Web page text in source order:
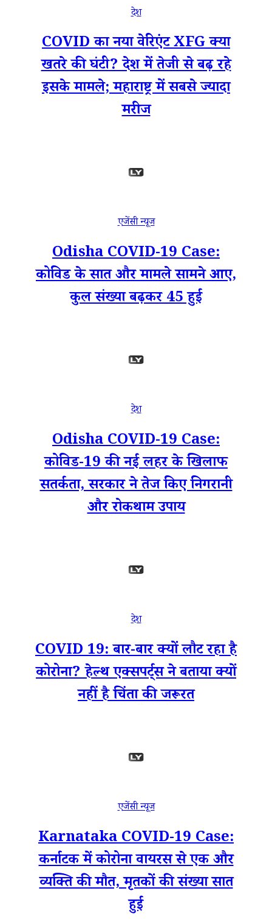
देश
COVID का नया वेरिएंट XFG क्या
खतरे की घंटी? देश में तेजी से बढ़ रहे
इसके मामले; महाराष्ट्र में सबसे ज्यादा
मरीज
एजेंसी न्यूज
Odisha COVID-19 Case:
कोविड के सात और मामले सामने आए,
कुल संख्या बढ़कर 45 हुई
देश
Odisha COVID-19 Case:
कोविड-19 की नई लहर के खिलाफ
सतर्कता, सरकार ने तेज किए निगरानी
और रोकथाम उपाय
देश
COVID 19: बार-बार क्यों लौट रहा है
कोरोना? हेल्थ एक्सपर्ट्स ने बताया क्यों
नहीं है चिंता की जरूरत
एजेंसी न्यूज
Karnataka COVID-19 Case:
कर्नाटक में कोरोना वायरस से एक और
व्यक्ति की मौत, मृतकों की संख्या सात
हुई